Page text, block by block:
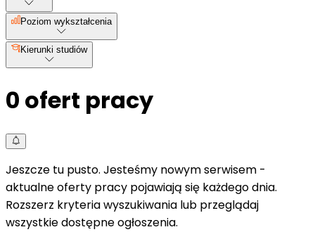
Poziom wykształcenia
Kierunki studiów
0 ofert pracy
Jeszcze tu pusto. Jesteśmy nowym serwisem -
aktualne oferty pracy pojawiają się każdego dnia.
Rozszerz kryteria wyszukiwania lub przeglądaj
wszystkie dostępne ogłoszenia.